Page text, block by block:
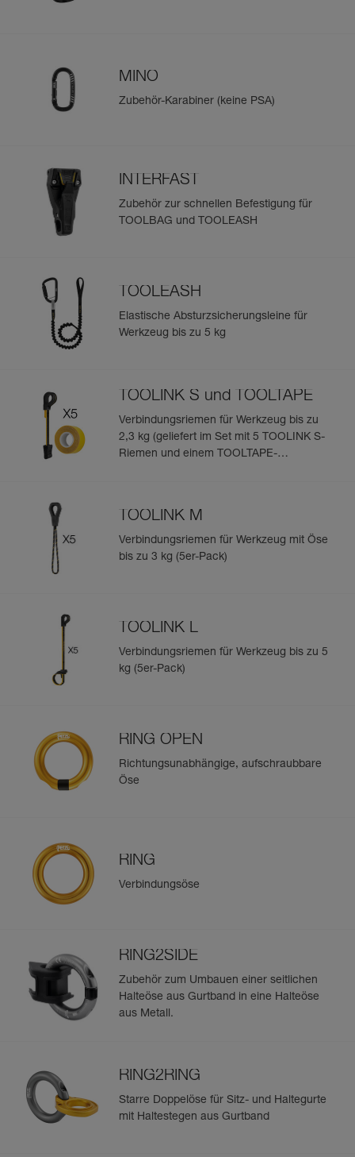
MINO
Zubehör-Karabiner (keine PSA)
INTERFAST
Zubehör zur schnellen Befestigung für
TOOLBAG und TOOLEASH
TOOLEASH
Elastische Absturzsicherungsleine für
Werkzeug bis zu 5 kg
TOOLINK S und TOOLTAPE
Verbindungsriemen für Werkzeug bis zu
2,3 kg (geliefert im Set mit 5 TOOLINK S-
Riemen und einem TOOLTAPE-
TOOLINK M
Verbindungsriemen für Werkzeug mit Öse
bis zu 3 kg (5er-Pack)
TOOLINK L
Verbindungsriemen für Werkzeug bis zu 5
kg (5er-Pack)
RING OPEN
Richtungsunabhängige, aufschraubbare
Öse
RING
Verbindungsöse
RING2SIDE
Zubehör zum Umbauen einer seitlichen
Halteöse aus Gurtband in eine Halteöse
aus Metall.
RING2RING
Starre Doppelöse für Sitz- und Haltegurte
mit Haltestegen aus Gurtband